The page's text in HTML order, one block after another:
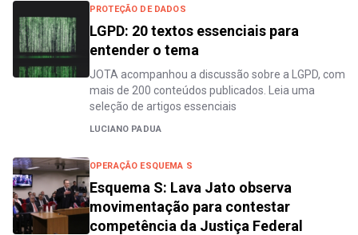
PROTEÇÃO DE DADOS
LGPD: 20 textos essenciais para
entender o tema
JOTA acompanhou a discussão sobre a LGPD, com
mais de 200 conteúdos publicados. Leia uma
seleção de artigos essenciais
LUCIANO PADUA
OPERAÇÃO ESQUEMA S
Esquema S: Lava Jato observa
movimentação para contestar
competência da Justiça Federal